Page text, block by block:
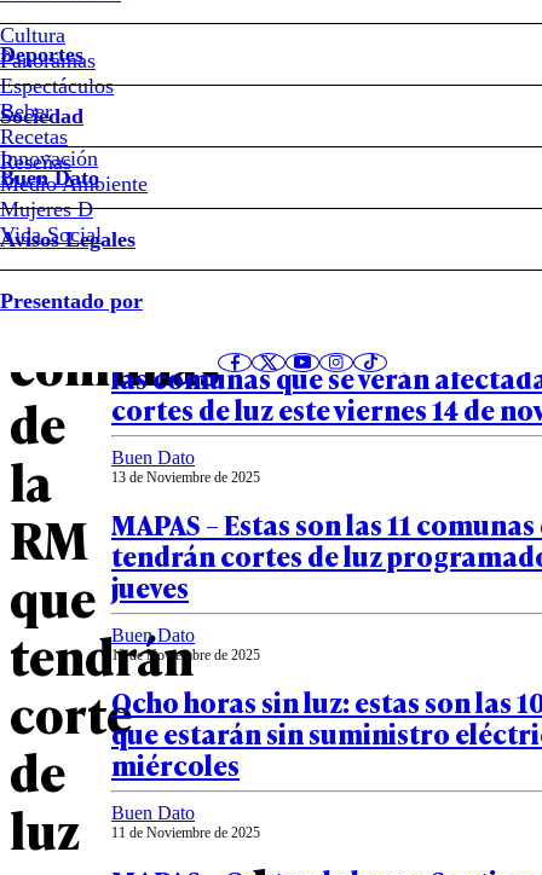
Cultura
Panoramas
Espectáculos
Beber
Recetas
Reseñas
Deportes
Sociedad
Innovación
Medio Ambiente
Mujeres D
Vida Social
Buen Dato
Avisos Legales
Presentado por
Condes
#Pudahuel
#Renca
Revisa
las
10
comunas
de
la
RM
que
tendrán
corte
de
luz
Notas relacionadas
14 de Noviembre de 2025
MAPAS – Hasta seis horas sin
las comunas que se verán
cortes de luz este viernes 14 de
Buen Dato
13 de Noviembre de 2025
MAPAS – Estas son las 11
tendrán cortes de luz
jueves
Buen Dato
12 de Noviembre de 2025
Ocho horas sin luz: estas son las
que estarán sin suministro
miércoles
Buen Dato
11 de Noviembre de 2025